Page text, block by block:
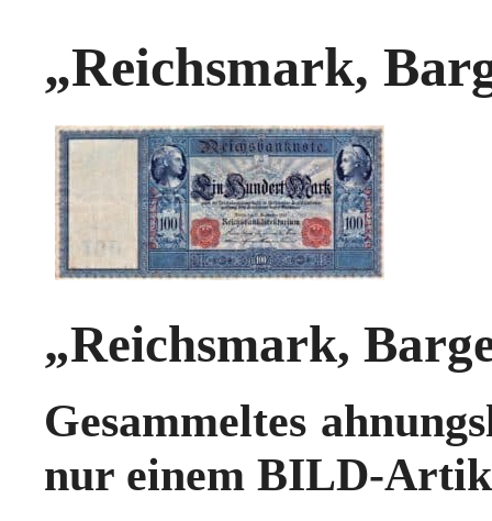
„Reichsmark,
„Reichsmark,
Gesammeltes
nur einem BILD-